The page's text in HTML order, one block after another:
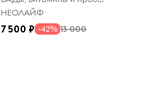
НЕОЛАЙФ
7 500 -42% 13 000